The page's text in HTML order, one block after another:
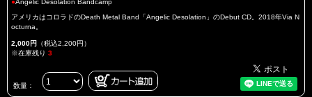
●Angelic Desolation Bandcamp
アメリカはコロラドのDeath Metal Band「Angelic Desolation」のDebut CD。2018年Via N
octurna。
2,000円 （税込2,200円）
※在庫残り 3
数量：